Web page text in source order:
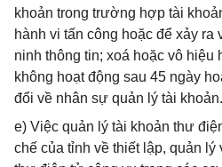
khoản trong trường hợp tài
hành vi tấn công hoặc để xảy ra
ninh thông tin; xoá hoặc vô hiệu
không hoạt động sau 45 ngày
đổi về nhân sự quản lý tài khoản.
e) Việc quản lý tài khoản thư
chế của tỉnh về thiết lập, quản lý